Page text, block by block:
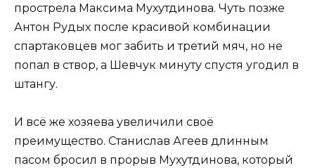
прострела Максима Мухутдинова. Чуть позже
Антон Рудых после красивой комбинации
спартаковцев мог забить и третий мяч, но не
попал в створ, а Шевчук минуту спустя угодил в
штангу.
И всё же хозяева увеличили своё
преимущество. Станислав Агеев длинным
пасом бросил в прорыв Мухутдинова, который